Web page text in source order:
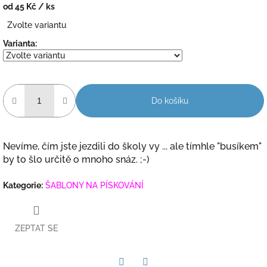
od45 Kč / ks
cena:
Zvolte variantu
Varianta:
Do košíku
Nevíme, čím jste jezdili do školy vy ... ale tímhle "busíkem"
by to šlo určitě o mnoho snáz. ;-)
Kategorie: ŠABLONY NA PÍSKOVÁNÍ
ZEPTAT SE